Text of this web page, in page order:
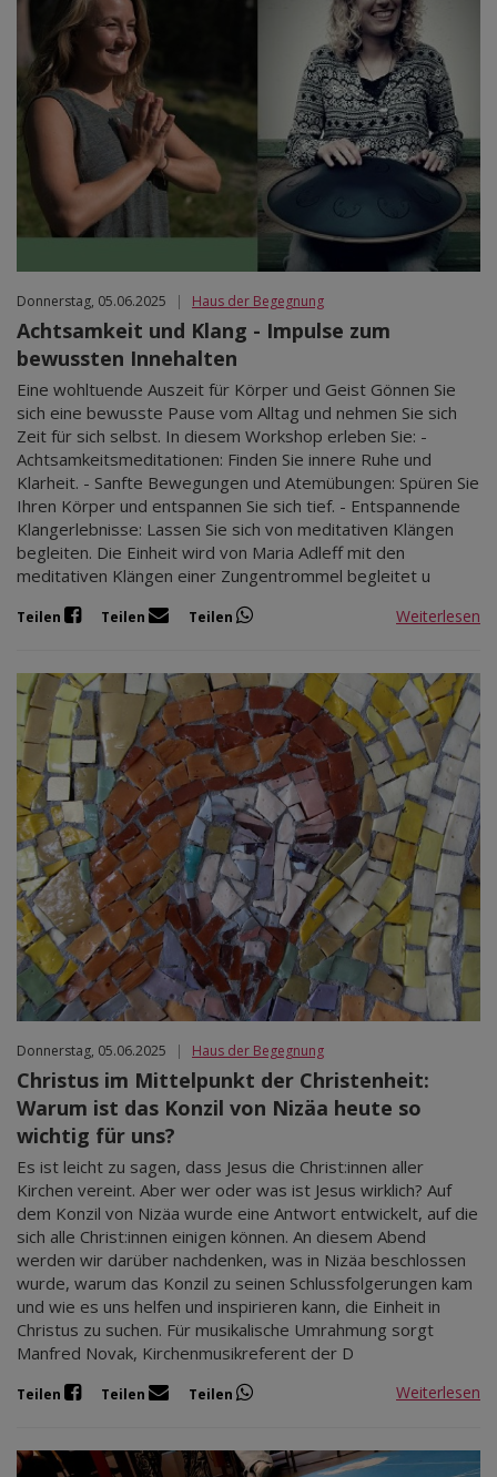
Donnerstag, 05.06.2025 | Haus der Begegnung
Achtsamkeit und Klang - Impulse zum
bewussten Innehalten
Eine wohltuende Auszeit für Körper und Geist Gönnen Sie
sich eine bewusste Pause vom Alltag und nehmen Sie sich
Zeit für sich selbst. In diesem Workshop erleben Sie: -
Achtsamkeitsmeditationen: Finden Sie innere Ruhe und
Klarheit. - Sanfte Bewegungen und Atemübungen: Spüren Sie
Ihren Körper und entspannen Sie sich tief. - Entspannende
Klangerlebnisse: Lassen Sie sich von meditativen Klängen
begleiten. Die Einheit wird von Maria Adleff mit den
meditativen Klängen einer Zungentrommel begleitet u
Teilen Teilen Teilen Weiterlesen
Donnerstag, 05.06.2025 | Haus der Begegnung
Christus im Mittelpunkt der Christenheit:
Warum ist das Konzil von Nizäa heute so
wichtig für uns?
Es ist leicht zu sagen, dass Jesus die Christ:innen aller
Kirchen vereint. Aber wer oder was ist Jesus wirklich? Auf
dem Konzil von Nizäa wurde eine Antwort entwickelt, auf die
sich alle Christ:innen einigen können. An diesem Abend
werden wir darüber nachdenken, was in Nizäa beschlossen
wurde, warum das Konzil zu seinen Schlussfolgerungen kam
und wie es uns helfen und inspirieren kann, die Einheit in
Christus zu suchen. Für musikalische Umrahmung sorgt
Manfred Novak, Kirchenmusikreferent der D
Teilen Teilen Teilen Weiterlesen